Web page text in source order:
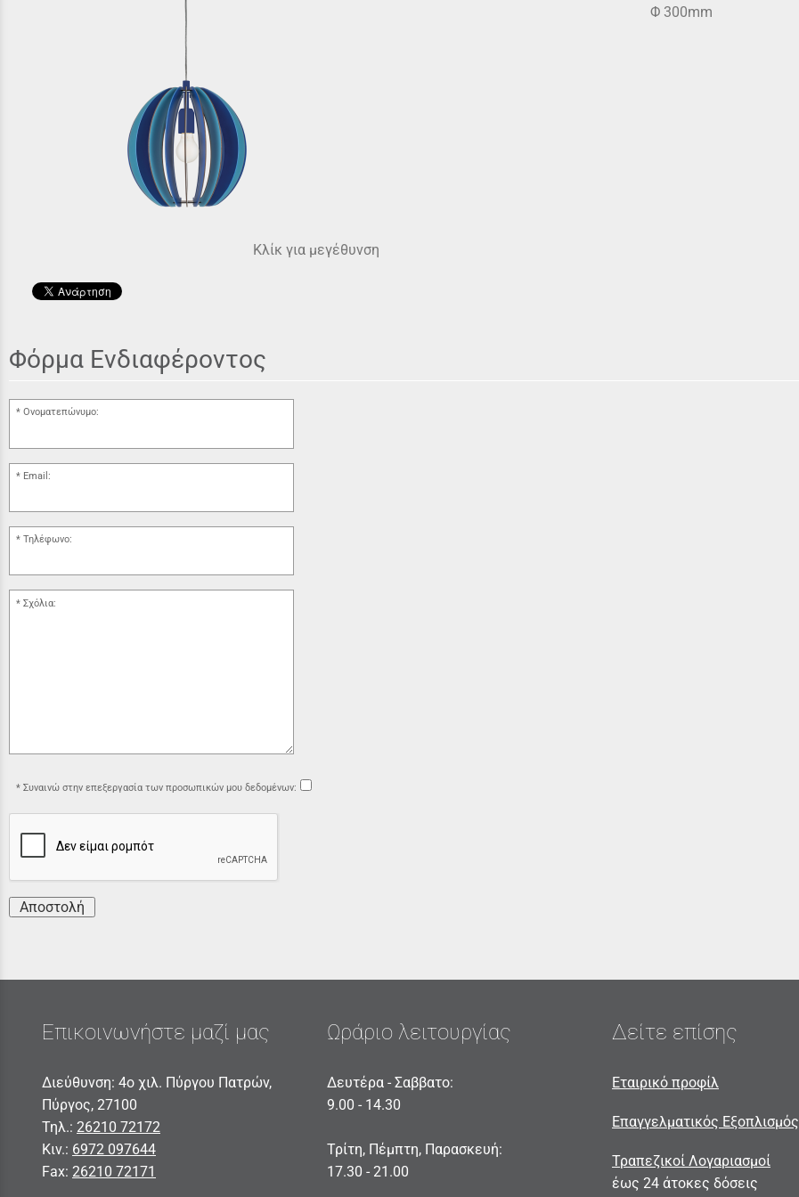
Κλίκ για μεγέθυνση
Φ 300mm
Φόρμα Ενδιαφέροντος
Ονοματεπώνυμο:
Email:
Τηλέφωνο:
Σχόλια:
Συναινώ στην επεξεργασία των προσωπικών μου δεδομένων:
Αποστολή
Επικοινωνήστε μαζί μας
Διεύθυνση: 4ο χιλ. Πύργου Πατρών,
Πύργος, 27100
Τηλ.: 26210 72172
Κιν.: 6972 097644
Fax: 26210 72171
Ωράριο λειτουργίας
Δευτέρα - Σαββατο:
9.00 - 14.30
Τρίτη, Πέμπτη, Παρασκευή:
17.30 - 21.00
Δείτε επίσης
Εταιρικό προφίλ
Επαγγελματικός Εξοπλισμός
Τραπεζικοί Λογαριασμοί
έως 24 άτοκες δόσεις